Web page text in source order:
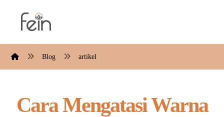
Blog artikel
Cara Mengatasi Warna